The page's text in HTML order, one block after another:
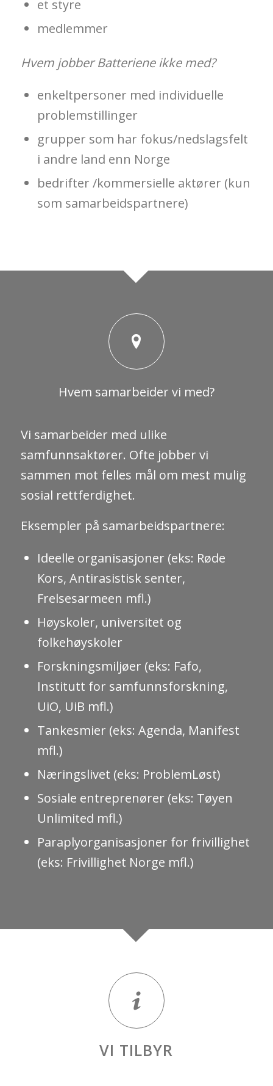
et styre
medlemmer
Hvem jobber Batteriene ikke med?
enkeltpersoner med individuelle
problemstillinger
grupper som har fokus/nedslagsfelt
i andre land enn Norge
bedrifter /kommersielle aktører (kun
som samarbeidspartnere)
Hvem samarbeider vi med?
Vi samarbeider med ulike
samfunnsaktører. Ofte jobber vi
sammen mot felles mål om mest mulig
sosial rettferdighet.
Eksempler på samarbeidspartnere:
Ideelle organisasjoner (eks: Røde
Kors, Antirasistisk senter,
Frelsesarmeen mfl.)
Høyskoler, universitet og
folkehøyskoler
Forskningsmiljøer (eks: Fafo,
Institutt for samfunnsforskning,
UiO, UiB mfl.)
Tankesmier (eks: Agenda, Manifest
mfl.)
Næringslivet (eks: ProblemLøst)
Sosiale entreprenører (eks: Tøyen
Unlimited mfl.)
Paraplyorganisasjoner for frivillighet
(eks: Frivillighet Norge mfl.)
VI TILBYR